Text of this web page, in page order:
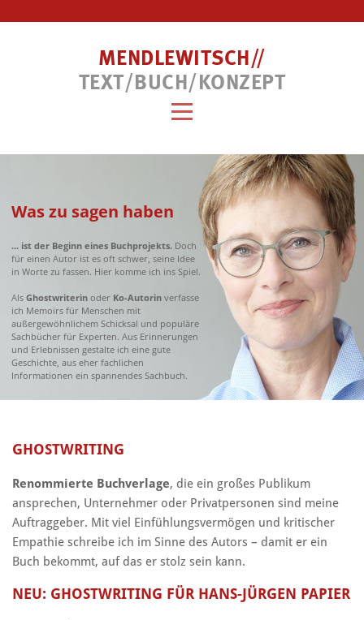
MENDLEWITSCH//
TEXT/BUCH/KONZEPT
Was zu sagen haben
... ist der Beginn eines Buchprojekts. Doch
für einen Autor ist es oft schwer, seine Idee
in Worte zu fassen. Hier komme ich ins Spiel.
Als Ghostwriterin oder Ko-Autorin verfasse
ich Memoirs für Menschen mit
außergewöhnlichem Schicksal und populäre
Sachbücher für Experten. Aus Erinnerungen
und Erlebnissen gestalte ich eine gute
Geschichte, aus eher fachlichen
Informationen ein spannendes Sachbuch.
GHOSTWRITING
Renommierte Buchverlage, die ein großes Publikum
ansprechen, Unternehmer oder Privatpersonen sind meine
Auftraggeber. Mit viel Einfühlungsvermögen und kritischer
Empathie schreibe ich im Sinne des Autors – damit er ein
Buch bekommt, auf das er stolz sein kann.
NEU: GHOSTWRITING FÜR HANS-JÜRGEN PAPIER